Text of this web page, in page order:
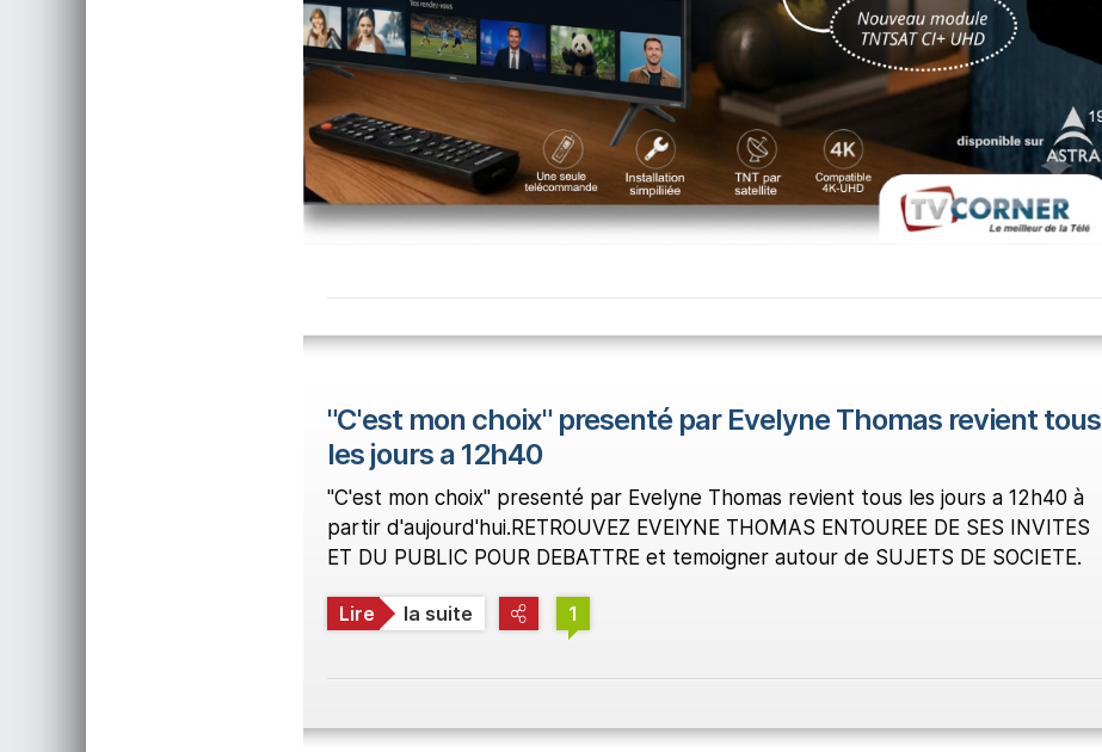
"C'est mon choix" presenté par Evelyne Thomas revient tous
les jours a 12h40
"C'est mon choix" presenté par Evelyne Thomas revient tous les jours a 12h40 à
partir d'aujourd'hui.RETROUVEZ EVElYNE THOMAS ENTOUREE DE SES INVITES
ET DU PUBLIC POUR DEBATTRE et temoigner autour de SUJETS DE SOCIETE.
Lire la suite 1